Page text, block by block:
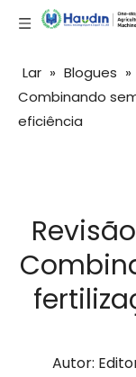
Lar » Blogues »
Combinando
eficiência
Autor: